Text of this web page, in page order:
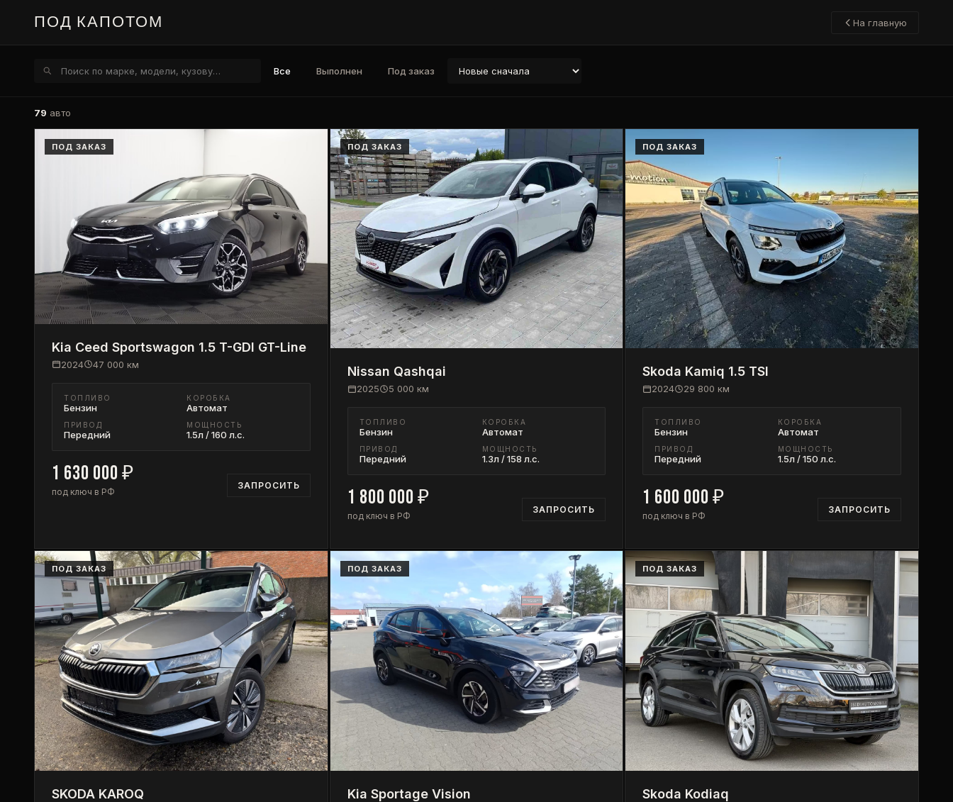
ПОД КАПОТОМ На главную
Все Выполнен Под заказ
79 авто
ПОД ЗАКАЗ
Kia Ceed Sportswagon 1.5 T-GDI GT-Line
2024 47 000 км
ТОПЛИВО
Бензин
КОРОБКА
Автомат
ПРИВОД
Передний
МОЩНОСТЬ
1.5л / 160 л.с.
1 630 000 ₽
под ключ в РФ
ЗАПРОСИТЬ
ПОД ЗАКАЗ
Nissan Qashqai
2025 5 000 км
ТОПЛИВО
Бензин
КОРОБКА
Автомат
ПРИВОД
Передний
МОЩНОСТЬ
1.3л / 158 л.с.
1 800 000 ₽
под ключ в РФ
ЗАПРОСИТЬ
ПОД ЗАКАЗ
Skoda Kamiq 1.5 TSI
2024 29 800 км
ТОПЛИВО
Бензин
КОРОБКА
Автомат
ПРИВОД
Передний
МОЩНОСТЬ
1.5л / 150 л.с.
1 600 000 ₽
под ключ в РФ
ЗАПРОСИТЬ
ПОД ЗАКАЗ
SKODA KAROQ
ПОД ЗАКАЗ
Kia Sportage Vision
ПОД ЗАКАЗ
Skoda Kodiaq